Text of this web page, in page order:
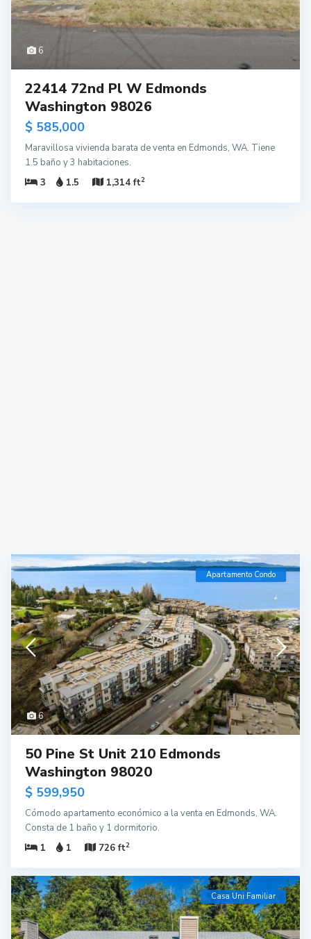
6
22414 72nd Pl W Edmonds
Washington 98026
$ 585,000
Maravillosa vivienda barata de venta en Edmonds, WA. Tiene
1.5 baño y 3 habitaciones.
3
1.5 1,314 ft2
6
Apartamento Condo
50 Pine St Unit 210 Edmonds
Washington 98020
$ 599,950
Cómodo apartamento económico a la venta en Edmonds, WA.
Consta de 1 baño y 1 dormitorio.
1
1 726 ft2
Casa Uni Familiar